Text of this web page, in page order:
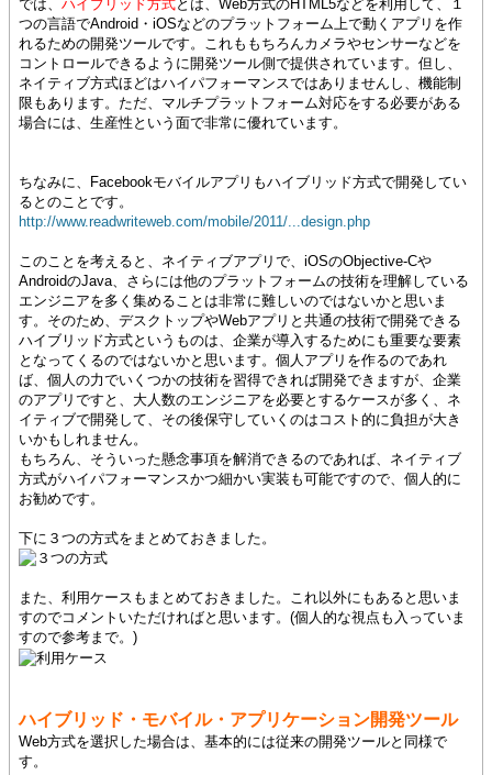
では、 ハイブリッド方式とは、Web方式のHTML5などを利用して、１
つの言語でAndroid・iOSなどのプラットフォーム上で動くアプリを作
れるための開発ツールです。これももちろんカメラやセンサーなどを
コントロールできるように開発ツール側で提供されています。但し、
ネイティブ方式ほどはハイパフォーマンスではありませんし、機能制
限もあります。ただ、マルチプラットフォーム対応をする必要がある
場合には、生産性という面で非常に優れています。
ちなみに、Facebookモバイルアプリもハイブリッド方式で開発してい
るとのことです。
http://www.readwriteweb.com/mobile/2011/...design.php
このことを考えると、ネイティブアプリで、iOSのObjective-Cや
AndroidのJava、さらには他のプラットフォームの技術を理解している
エンジニアを多く集めることは非常に難しいのではないかと思いま
す。そのため、デスクトップやWebアプリと共通の技術で開発できる
ハイブリッド方式というものは、企業が導入するためにも重要な要素
となってくるのではないかと思います。個人アプリを作るのであれ
ば、個人の力でいくつかの技術を習得できれば開発できますが、企業
のアプリですと、大人数のエンジニアを必要とするケースが多く、ネ
イティブで開発して、その後保守していくのはコスト的に負担が大き
いかもしれません。
もちろん、そういった懸念事項を解消できるのであれば、ネイティブ
方式がハイパフォーマンスかつ細かい実装も可能ですので、個人的に
お勧めです。
下に３つの方式をまとめておきました。
また、利用ケースもまとめておきました。これ以外にもあると思いま
すのでコメントいただければと思います。(個人的な視点も入っていま
すので参考まで。)
ハイブリッド・モバイル・アプリケーション開発ツール
Web方式を選択した場合は、基本的には従来の開発ツールと同様で
す。